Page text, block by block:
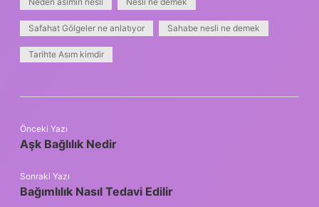
Safahat Gölgeler ne anlatıyor Sahabe nesli ne demek
Tarihte Asım kimdir
Önceki Yazı
Aşk Bağlılık Nedir
Sonraki Yazı
Bağımlılık Nasıl Tedavi Edilir